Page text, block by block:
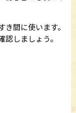
き間に使います。
しましょう。